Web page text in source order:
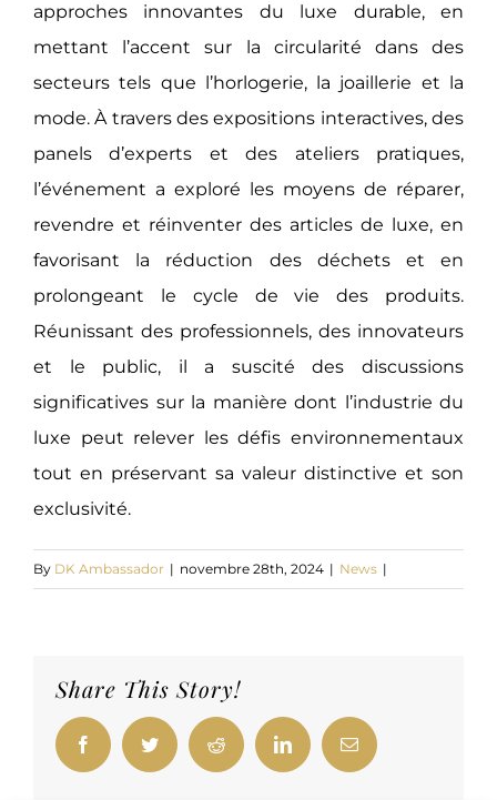
approches innovantes du luxe durable, en
mettant l’accent sur la circularité dans des
secteurs tels que l’horlogerie, la joaillerie et la
mode. À travers des expositions interactives, des
panels d’experts et des ateliers pratiques,
l’événement a exploré les moyens de réparer,
revendre et réinventer des articles de luxe, en
favorisant la réduction des déchets et en
prolongeant le cycle de vie des produits.
Réunissant des professionnels, des innovateurs
et le public, il a suscité des discussions
significatives sur la manière dont l’industrie du
luxe peut relever les défis environnementaux
tout en préservant sa valeur distinctive et son
exclusivité.
By DK Ambassador | novembre 28th, 2024 | News |
Share This Story!
FacebookTwitter Reddit LinkedInEmail